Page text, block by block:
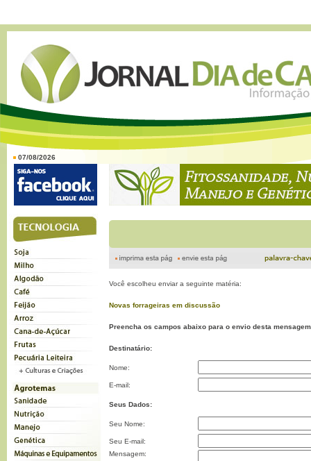
07/08/2026
Você escolheu enviar a seguinte matéria:
Novas forrageiras em discussão
Preencha os campos abaixo para o envio desta
Destinatário:
Nome:
E-mail:
Seus Dados:
Seu Nome:
Seu E-mail:
Mensagem: